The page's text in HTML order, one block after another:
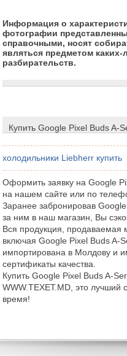
Информация о
фотографии
справочными, носят
являться предметом
разбирательств.
Купить Google Pixel Buds A-
холодильники Liebherr купить
Оформить заявку на Google
на нашем сайте или по
Заранее забронировав
за ним в наш магазин, Вы
Вся продукция, продаваемая
включая Google Pixel Buds A-
импортирована в Молдову и
сертификаты качества.
Купить Google Pixel Buds A-
WWW.TEXET.MD, это лучший
время!